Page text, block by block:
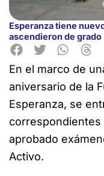
Esperanza tiene
ascendieron de grado
En el marco de
aniversario de la
Esperanza, se
aprobado
Activo.